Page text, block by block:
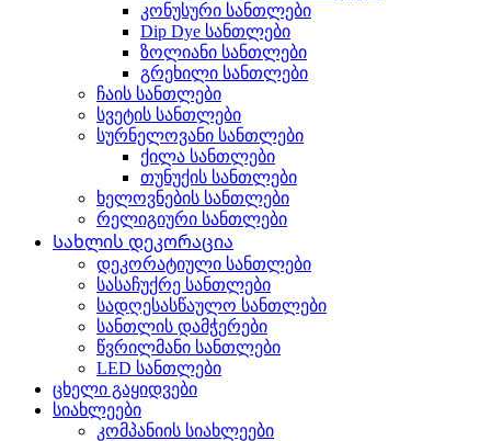
კონუსური სანთლები
Dip Dye სანთლები
ზოლიანი სანთლები
გრეხილი სანთლები
ჩაის სანთლები
სვეტის სანთლები
სურნელოვანი სანთლები
ქილა სანთლები
თუნუქის სანთლები
ხელოვნების სანთლები
რელიგიური სანთლები
Სახლის დეკორაცია
დეკორატიული სანთლები
სასაჩუქრე სანთლები
სადღესასწაულო სანთლები
სანთლის დამჭერები
წვრილმანი სანთლები
LED სანთლები
ცხელი გაყიდვები
სიახლეები
კომპანიის სიახლეები